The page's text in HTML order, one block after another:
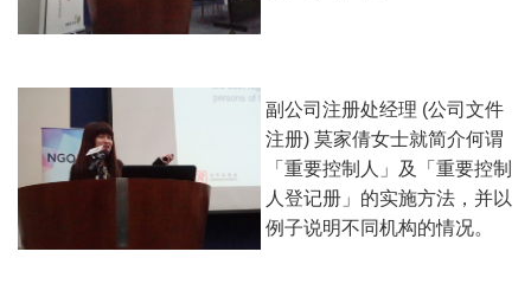
副公司注册处经理 (公司文件
注册) 莫家倩女士就简介何谓
「重要控制人」及「重要控制
人登记册」的实施方法，并以
例子说明不同机构的情况。